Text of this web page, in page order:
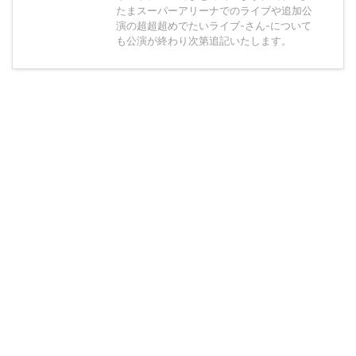
たまスーパーアリーナでのライブや追加公
演の超超超めでたいライブ-さん-について
も公演が終わり次第追記いたします。